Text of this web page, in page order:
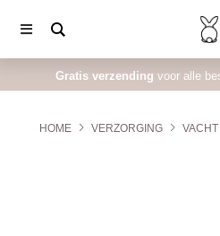
Gratis verzending voor alle
HOME VERZORGING